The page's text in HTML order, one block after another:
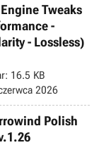
Tweaks
-
- Lossless)
16.5 KB
2026
Polish